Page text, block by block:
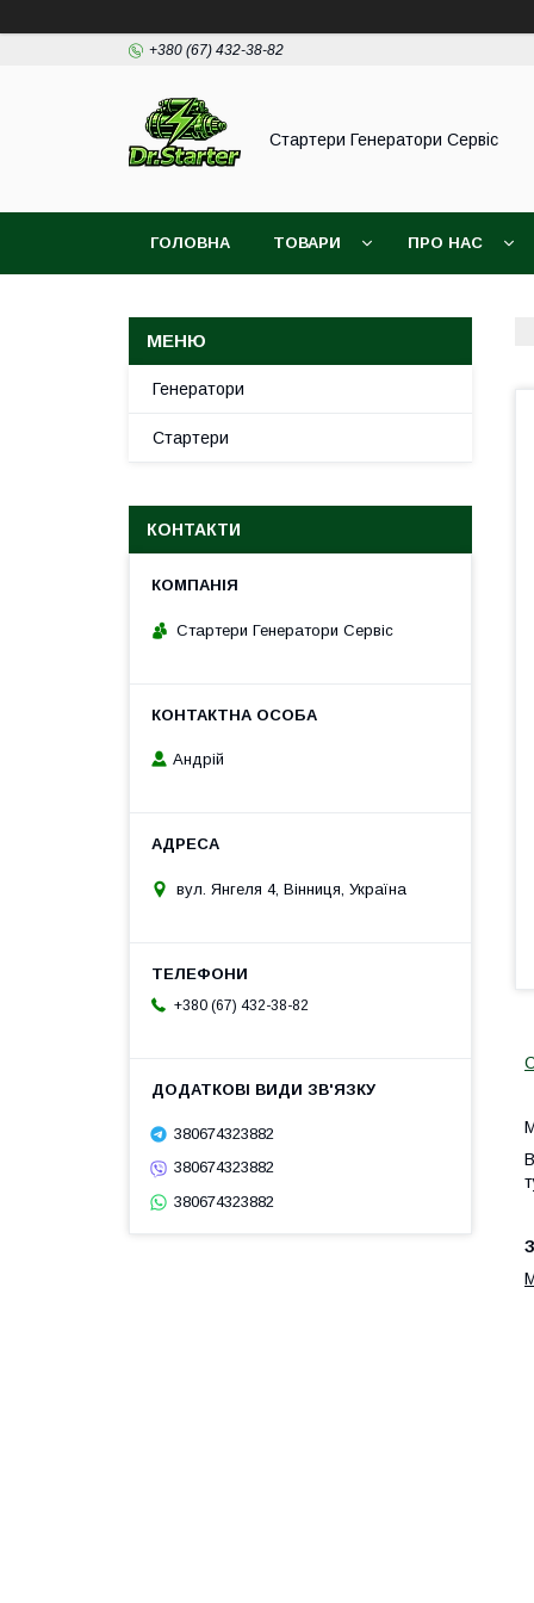
+380 (67) 432-38-82
Стартери Генератори Сервіс
ГОЛОВНА ТОВАРИ ПРО НАС
Генератори
Стартери
КОНТАКТИ
Стартери Генератори Сервіс
Андрій
вул. Янгеля 4, Вінниця, Україна
+380 (67) 432-38-82
380674323882
380674323882
380674323882